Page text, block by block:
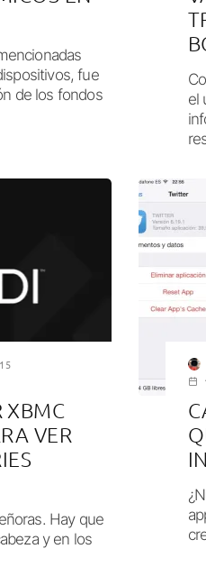
fue
de los fondos
el
XBMC
VER
Hay que
y en los